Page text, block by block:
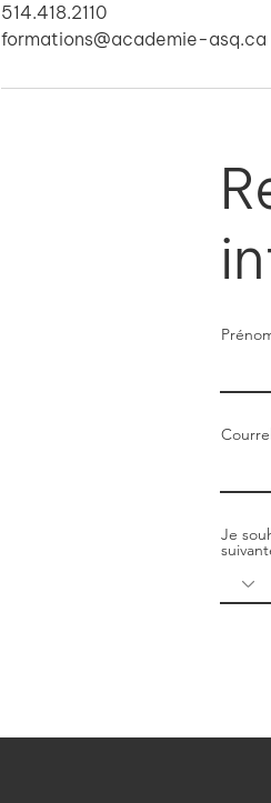
Courrel
Je
514.418.2110
formations@academie-asq.ca